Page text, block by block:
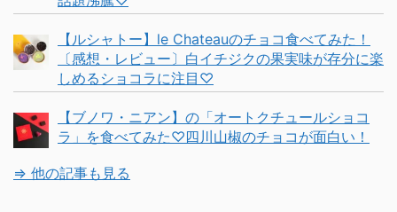
【ルシャトー】le Chateauのチョコ食べてみた！
〔感想・レビュー〕白イチジクの果実味が存分に楽
しめるショコラに注目♡
【ブノワ・ニアン】の「オートクチュールショコ
ラ」を食べてみた♡四川山椒のチョコが面白い！
⇒ 他の記事も見る